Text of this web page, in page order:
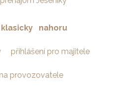
nahoru
přihlášení pro majitele
provozovatele